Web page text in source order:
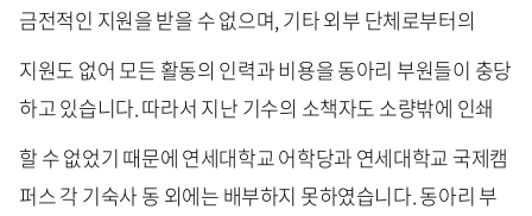
금전적인 지원을 받을 수 없으며, 기타 외부 단체로부터의
지원도 없어 모든 활동의 인력과 비용을 동아리 부원들이 충당
하고 있습니다. 따라서 지난 기수의 소책자도 소량밖에 인쇄
할 수 없었기 때문에 연세대학교 어학당과 연세대학교 국제캠
퍼스 각 기숙사 동 외에는 배부하지 못하였습니다. 동아리 부